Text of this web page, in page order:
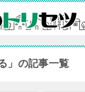
」の記事一覧